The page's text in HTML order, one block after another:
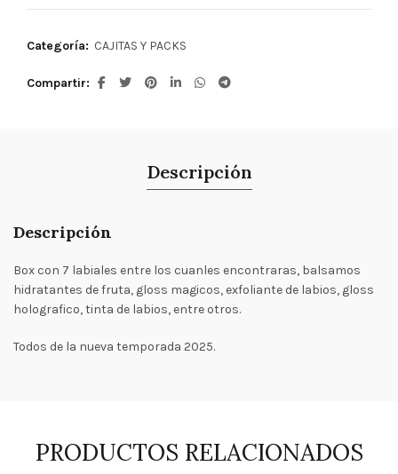
Categoría: CAJITAS Y PACKS
Compartir
Descripción
Descripción
Box con 7 labiales entre los cuanles encontraras, balsamos
hidratantes de fruta, gloss magicos, exfoliante de labios, gloss
holografico, tinta de labios, entre otros.
Todos de la nueva temporada 2025.
PRODUCTOS RELACIONADOS